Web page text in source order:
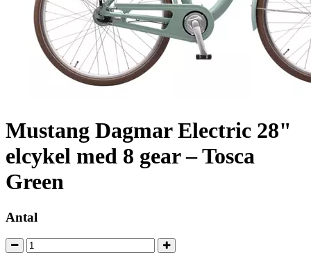
Mustang Dagmar Electric 28"
elcykel med 8 gear – Tosca
Green
Antal